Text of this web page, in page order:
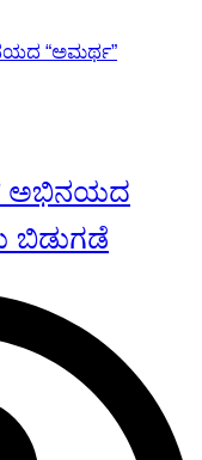
ಅಭಿನಯದ
ಬಿಡುಗಡೆ